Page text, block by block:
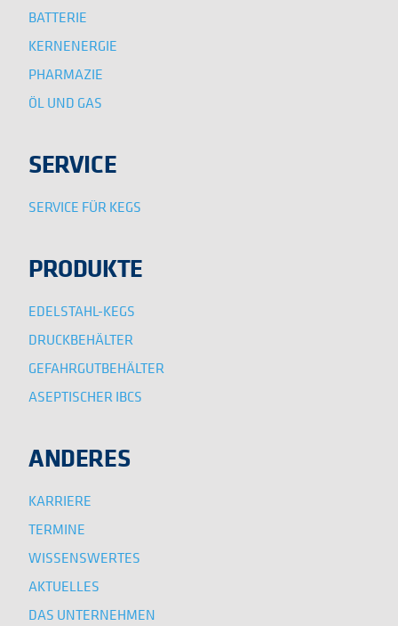
BATTERIE
KERNENERGIE
PHARMAZIE
ÖL UND GAS
SERVICE
SERVICE FÜR KEGS
PRODUKTE
EDELSTAHL-KEGS
DRUCKBEHÄLTER
GEFAHRGUTBEHÄLTER
ASEPTISCHER IBCS
ANDERES
KARRIERE
TERMINE
WISSENSWERTES
AKTUELLES
DAS UNTERNEHMEN